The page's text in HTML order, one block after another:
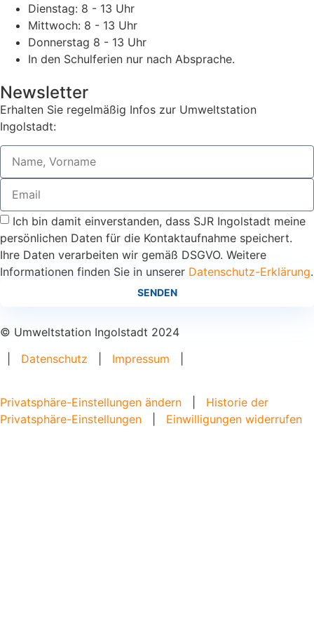
Dienstag: 8 - 13 Uhr
Mittwoch: 8 - 13 Uhr
Donnerstag 8 - 13 Uhr
In den Schulferien nur nach Absprache.
Newsletter
Erhalten Sie regelmäßig Infos zur Umweltstation
Ingolstadt:
Ich bin damit einverstanden, dass SJR Ingolstadt meine
persönlichen Daten für die Kontaktaufnahme speichert.
Ihre Daten verarbeiten wir gemäß DSGVO. Weitere
Informationen finden Sie in unserer Datenschutz-Erklärung.
SENDEN
© Umweltstation Ingolstadt 2024
Datenschutz Impressum
Privatsphäre-Einstellungen ändern
Historie der
Privatsphäre-Einstellungen
Einwilligungen widerrufen